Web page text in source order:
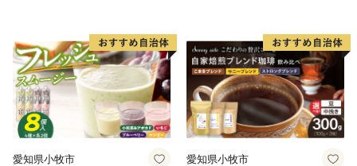
愛知県小牧市 愛知県小牧市